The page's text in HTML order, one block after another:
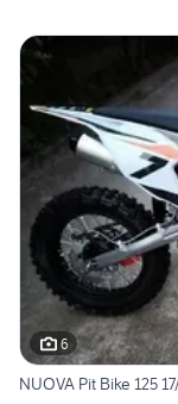
6
NUOVA Pit Bike 125